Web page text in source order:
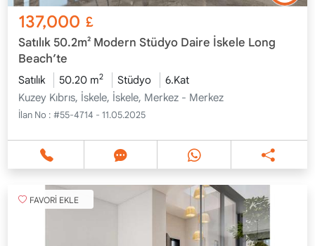
137,000 £
Satılık 50.2m² Modern Stüdyo Daire İskele Long
Beach’te
Satılık 50.20 m2 Stüdyo
6.Kat
Kuzey Kıbrıs, İskele, İskele, Merkez - Merkez
İlan No : #55-4714 - 11.05.2025
FAVORİ EKLE